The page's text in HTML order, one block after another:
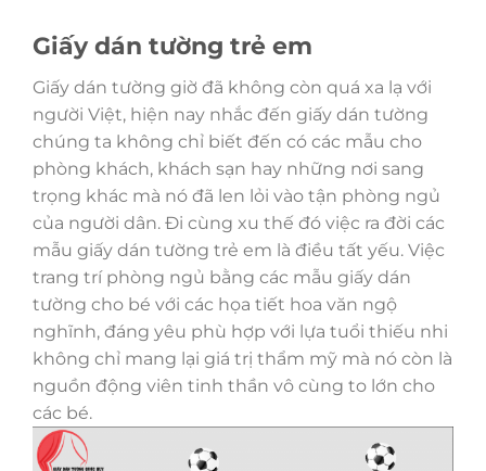
Giấy dán tường trẻ em
Giấy dán tường giờ đã không còn quá xa lạ với
người Việt, hiện nay nhắc đến giấy dán tường
chúng ta không chỉ biết đến có các mẫu cho
phòng khách, khách sạn hay những nơi sang
trọng khác mà nó đã len lỏi vào tận phòng ngủ
của người dân. Đi cùng xu thế đó việc ra đời các
mẫu giấy dán tường trẻ em là điều tất yếu. Việc
trang trí phòng ngủ bằng các mẫu giấy dán
tường cho bé với các họa tiết hoa văn ngộ
nghĩnh, đáng yêu phù hợp với lựa tuổi thiếu nhi
không chỉ mang lại giá trị thẩm mỹ mà nó còn là
nguồn động viên tinh thần vô cùng to lớn cho
các bé.